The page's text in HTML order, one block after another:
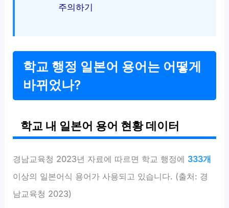
주의하기
학교 행정 일본어 용어는 어떻게
바뀌었나?
학교 내 일본어 용어 현황 데이터
경남교육청 2023년 자료에 따르면 학교 행정에 333개
이상의 일본어식 용어가 사용되고 있습니다. (출처: 경
남교육청 2023)